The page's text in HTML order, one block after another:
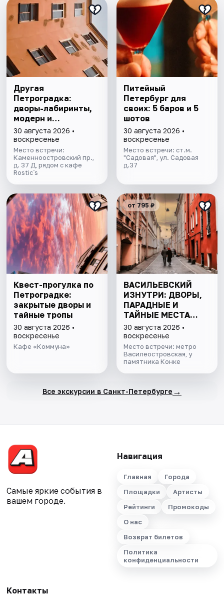
Другая
Петроградка:
дворы-лабиринты,
модерн и
киноистории в мини
группе
30 августа 2026 •
воскресенье
Место встречи:
Каменноостровский пр.,
д. 37 Д, рядом с кафе
Rostic`s
Питейный
Петербург для
своих: 5 баров и 5
шотов
30 августа 2026 •
воскресенье
Место встречи: ст.м.
"Садовая", ул. Садовая
д.37
Квест-прогулка по
Петроградке:
закрытые дворы и
тайные тропы
30 августа 2026 •
воскресенье
Кафе «Коммуна»
от 795 ₽
ВАСИЛЬЕВСКИЙ
ИЗНУТРИ: ДВОРЫ,
ПАРАДНЫЕ И
ТАЙНЫЕ МЕСТА
ОСТРОВА
30 августа 2026 •
воскресенье
Место встречи: метро
Василеостровская, у
памятника Конке
Все экскурсии в Санкт-Петербурге →
Самые яркие события в
вашем городе.
Навигация
Главная
Города
Площадки
Артисты
Рейтинги
Промокоды
О нас
Возврат билетов
Политика
конфиденциальности
Контакты